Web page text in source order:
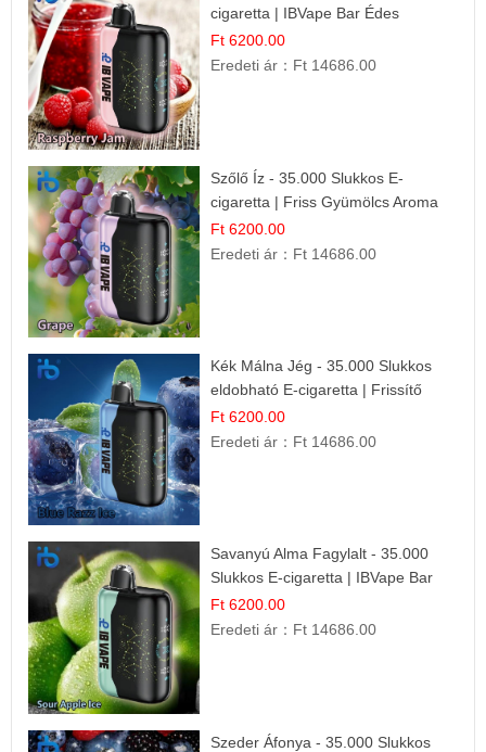
cigaretta | IBVape Bar Édes
Gyümölcs Íz
Ft 6200.00
Eredeti ár： Ft 14686.00
Szőlő Íz - 35.000 Slukkos E-
cigaretta | Friss Gyümölcs Aroma
Ft 6200.00
Eredeti ár： Ft 14686.00
Kék Málna Jég - 35.000 Slukkos
eldobható E-cigaretta | Frissítő
Ízélmény
Ft 6200.00
Eredeti ár： Ft 14686.00
Savanyú Alma Fagylalt - 35.000
Slukkos E-cigaretta | IBVape Bar
Ft 6200.00
Eredeti ár： Ft 14686.00
Szeder Áfonya - 35.000 Slukkos